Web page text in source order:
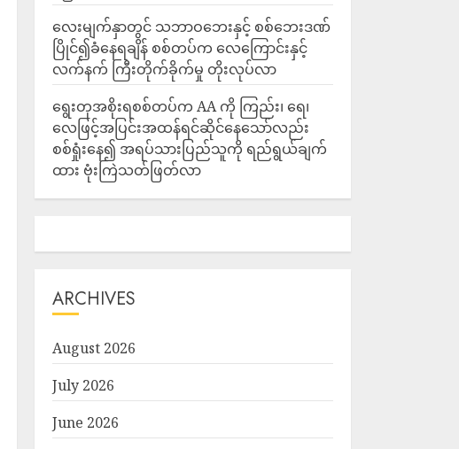
‎လေးမျက်နှာတွင် သဘာဝဘေးနှင့် စစ်ဘေးဒဏ်
ပြိုင်၍ခံနေရချိန် စစ်တပ်က လေကြောင်းနှင့်
လက်နက် ကြီးတိုက်ခိုက်မှု တိုးလုပ်လာ
ရွေးတုအစိုးရစစ်တပ်က AA ကို ကြည်း၊ ရေ၊
လေဖြင့်အပြင်းအထန်ရင်ဆိုင်နေသော်လည်း
စစ်ရှုံးနေ၍ အရပ်သားပြည်သူကို ရည်ရွယ်ချက်
ထား ဗုံးကြဲသတ်ဖြတ်လာ
ARCHIVES
August 2026
July 2026
June 2026